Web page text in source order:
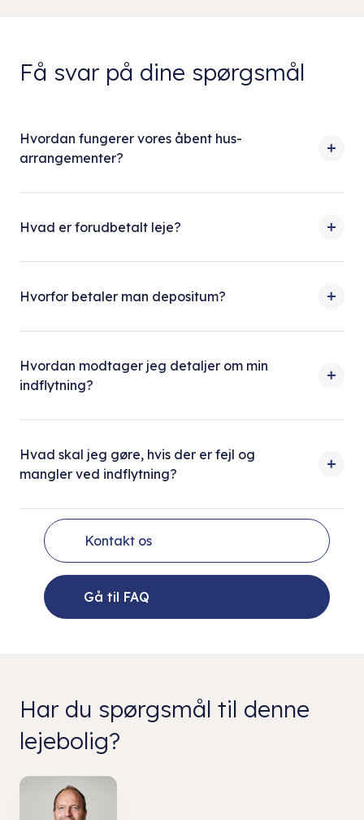
Få svar på dine spørgsmål
Hvordan fungerer vores åbent hus-
arrangementer?
Hvad er forudbetalt leje?
Hvorfor betaler man depositum?
Hvordan modtager jeg detaljer om min
indflytning?
Hvad skal jeg gøre, hvis der er fejl og
mangler ved indflytning?
Kontakt os
Gå til FAQ
Har du spørgsmål til denne
lejebolig?